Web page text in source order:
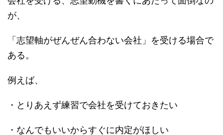
が、
「志望軸がぜんぜん合わない会社」を受ける場合で
ある。
例えば、
・とりあえず練習で会社を受けておきたい
・なんでもいいからすぐに内定がほしい